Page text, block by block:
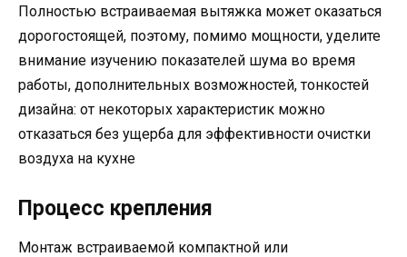
Полностью встраиваемая вытяжка может оказаться
дорогостоящей, поэтому, помимо мощности, уделите
внимание изучению показателей шума во время
работы, дополнительных возможностей, тонкостей
дизайна: от некоторых характеристик можно
отказаться без ущерба для эффективности очистки
воздуха на кухне
Процесс крепления
Монтаж встраиваемой компактной или